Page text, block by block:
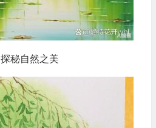
探秘自然之美